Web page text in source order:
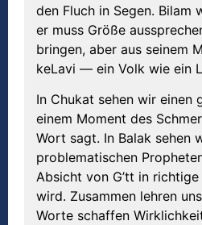
den Fluch in Segen. Bilam
er muss Größe
bringen, aber aus seinem
keLavi — ein Volk wie ein
In Chukat sehen wir einen
einem Moment des
Wort sagt. In Balak sehen
problematischen
Absicht von G’tt in
wird. Zusammen lehren
Worte schaffen